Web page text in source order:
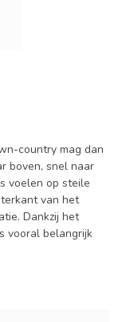
country mag dan
boven, snel naar
voelen op steile
van het
Dankzij het
vooral belangrijk